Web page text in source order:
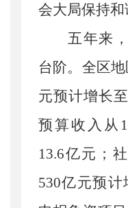
会大局保持和
五年来
台阶。 全区
元预计增长
预算收入从
13.6亿元；
530亿元预